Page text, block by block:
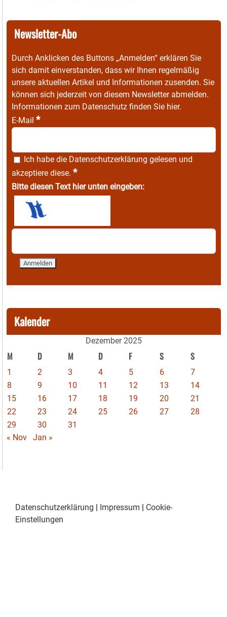
Newsletter-Abo
Durch Anklicken des Buttons „Anmelden“ erklären Sie
sich damit einverstanden, dass wir Ihnen regelmäßig
unsere aktuellen Artikel und Informationen zusenden. Sie
können sich jederzeit von diesem Newsletter abmelden.
Informationen zum Datenschutz finden Sie hier.
E-Mail *
Ich habe die Datenschutzerklärung gelesen und
akzeptiere diese. *
Bitte diesen Text hier unten eingeben:
Kalender
Dezember 2025
M D M D F S S
1 2 3 4 5 6
7
8
9 10 11 12 13
14
15
16 17 18 19 20
21
22
23 24 25 26 27
28
29
30
31
« Nov
Jan »
Datenschutzerklärung Impressum
Cookie-
Einstellungen